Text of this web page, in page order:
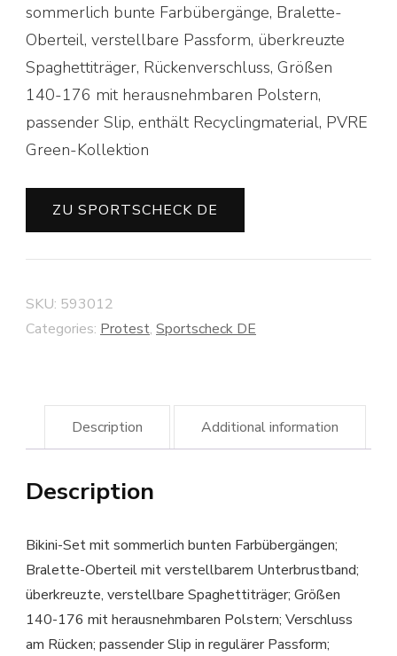
sommerlich bunte Farbübergänge, Bralette-
Oberteil, verstellbare Passform, überkreuzte
Spaghettiträger, Rückenverschluss, Größen
140-176 mit herausnehmbaren Polstern,
passender Slip, enthält Recyclingmaterial, PVRE
Green-Kollektion
ZU SPORTSCHECK DE
SKU: 593012
Categories: Protest, Sportscheck DE
Description Additional information
Description
Bikini-Set mit sommerlich bunten Farbübergängen;
Bralette-Oberteil mit verstellbarem Unterbrustband;
überkreuzte, verstellbare Spaghettiträger; Größen
140-176 mit herausnehmbaren Polstern; Verschluss
am Rücken; passender Slip in regulärer Passform;